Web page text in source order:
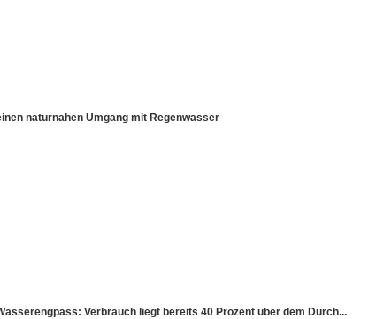
naturnahen Umgang mit Regenwasser
Verbrauch liegt bereits 40 Prozent über dem Durch...